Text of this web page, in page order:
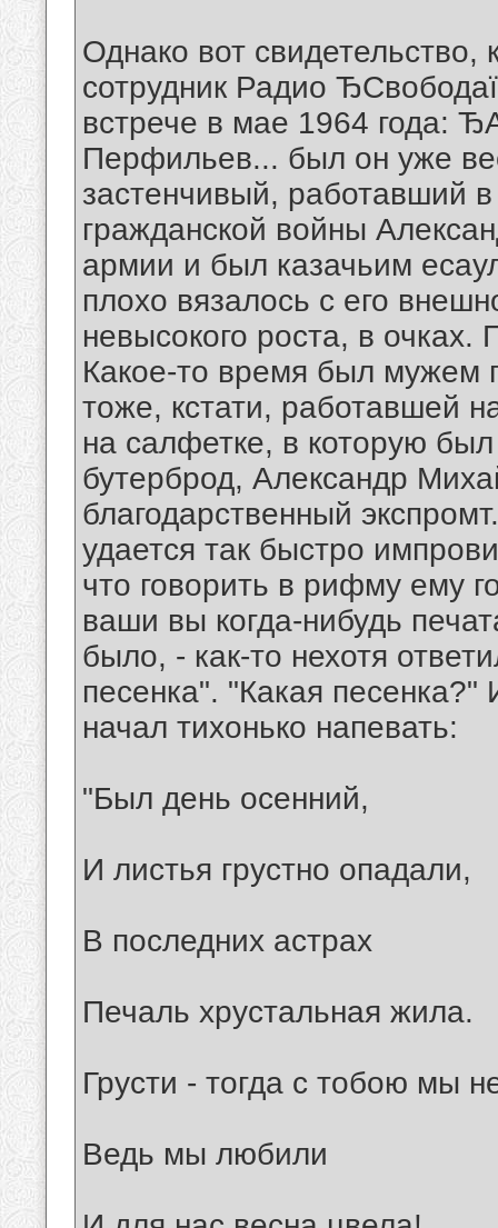
Однако вот
сотрудник Радио
встрече в мае 1964 года:
Перфильев... был он уже
застенчивый, работавший
гражданской войны
армии и был казачьим
плохо вязалось с его
невысокого роста, в
Какое-то время был мужем
тоже, кстати, работавшей
на салфетке, в которую
бутерброд, Александр
благодарственный
удается так быстро
что говорить в рифму ему
ваши вы когда-нибудь
было, - как-то нехотя
песенка". "Какая
начал тихонько напевать:
"Был день осенний,
И листья грустно опадали,
В последних астрах
Печаль хрустальная жила.
Грусти - тогда с тобою мы
Ведь мы любили